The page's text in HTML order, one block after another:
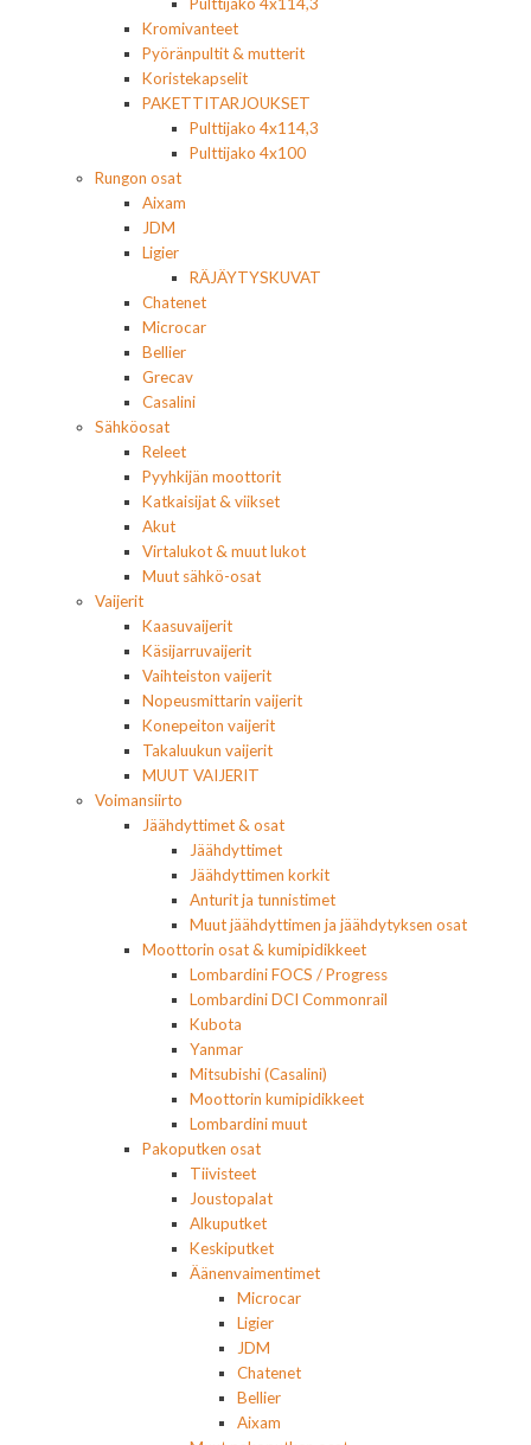
Kromivanteet
Pyöränpultit & mutterit
Koristekapselit
PAKETTITARJOUKSET
Pulttijako 4x114,3
Pulttijako 4x100
Rungon osat
Aixam
JDM
Ligier
RÄJÄYTYSKUVAT
Chatenet
Microcar
Bellier
Grecav
Casalini
Sähköosat
Releet
Pyyhkijän moottorit
Katkaisijat & viikset
Akut
Virtalukot & muut lukot
Muut sähkö-osat
Vaijerit
Kaasuvaijerit
Käsijarruvaijerit
Vaihteiston vaijerit
Nopeusmittarin vaijerit
Konepeiton vaijerit
Takaluukun vaijerit
MUUT VAIJERIT
Voimansiirto
Jäähdyttimet & osat
Jäähdyttimet
Jäähdyttimen korkit
Anturit ja tunnistimet
Muut jäähdyttimen ja jäähdytyksen osat
Moottorin osat & kumipidikkeet
Lombardini FOCS / Progress
Lombardini DCI Commonrail
Kubota
Yanmar
Mitsubishi (Casalini)
Moottorin kumipidikkeet
Lombardini muut
Pakoputken osat
Tiivisteet
Joustopalat
Alkuputket
Keskiputket
Äänenvaimentimet
Microcar
Ligier
JDM
Chatenet
Bellier
Aixam